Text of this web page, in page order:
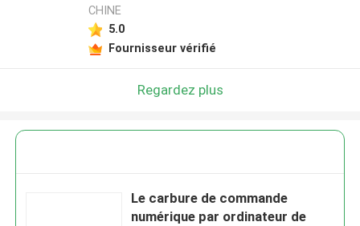
CHINE
5.0
Fournisseur vérifié
Regardez plus
Le carbure de commande
numérique par ordinateur de